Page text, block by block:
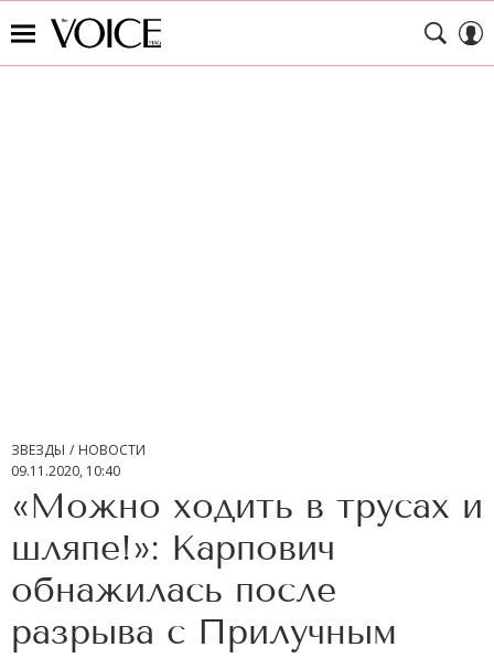
ЗВЕЗДЫ
НОВОСТИ
09.11.2020, 10:40
«Можно ходить в трусах и
шляпе!»: Карпович
обнажилась после
разрыва с Прилучным